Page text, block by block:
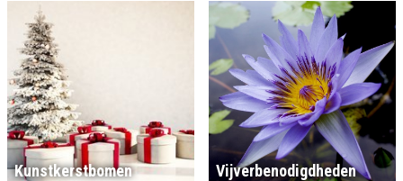
Kunstkerstbomen Vijverbenodigdheden